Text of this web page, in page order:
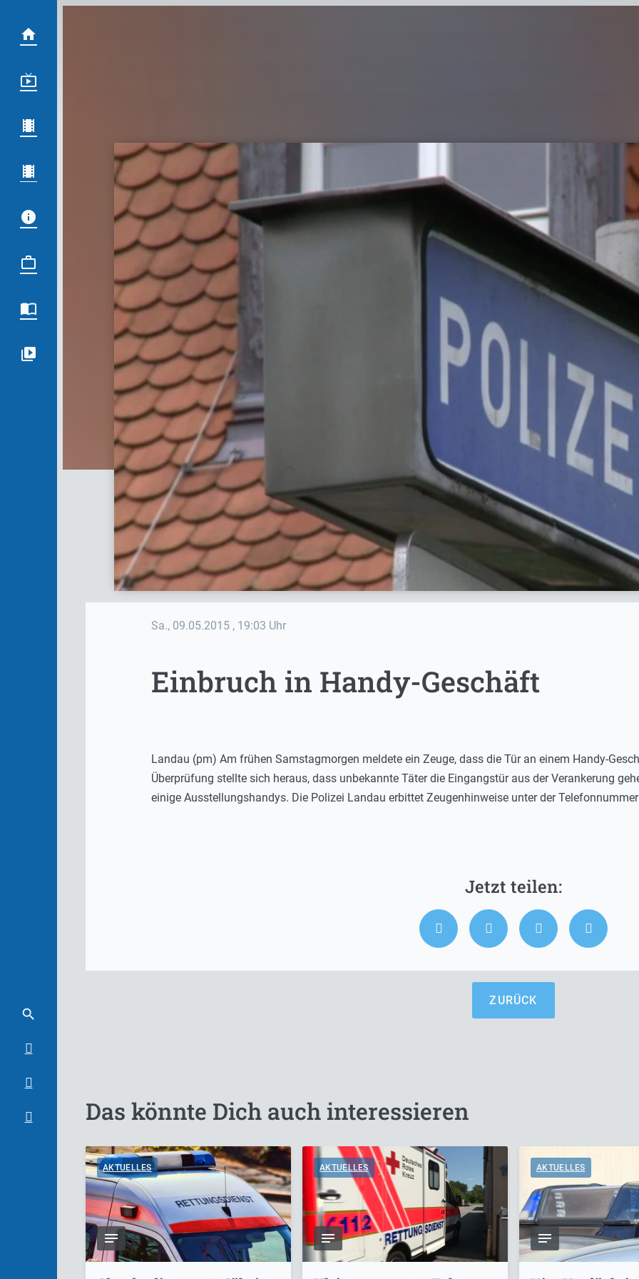
Sa., 09.05.2015 , 19:03 Uhr
Einbruch in Handy-Geschäft
Landau (pm) Am frühen Samstagmorgen meldete ein Zeuge, dass die Tür an einem Handy-
Überprüfung stellte sich heraus, dass unbekannte Täter die Eingangstür aus der Verankerung
einige Ausstellungshandys. Die Polizei Landau erbittet Zeugenhinweise unter der
ZURÜCK
Das könnte Dich auch interessieren
AKTUELLES AKTUELLES AKTUELLES